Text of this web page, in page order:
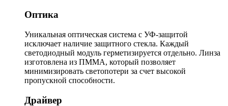
Оптика
Уникальная оптическая система с УФ-защитой
исключает наличие защитного стекла. Каждый
светодиодный модуль герметизируется отдельно. Линза
изготовлена из ПММА, который позволяет
минимизировать светопотери за счет высокой
пропускной способности.
Драйвер